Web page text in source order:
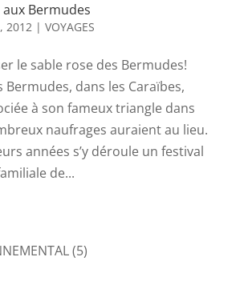
Bermudes
2012| VOYAGES
le sable rose des Bermudes!
Bermudes, dans les Caraïbes,
à son fameux triangle dans
naufrages auraient au lieu.
années s’y déroule un festival
de...
(5)